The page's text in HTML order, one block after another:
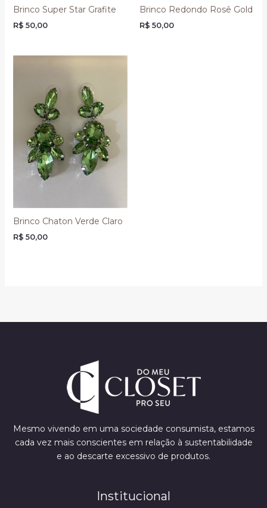
Brinco Super Star Grafite
R$ 50,00
Brinco Redondo Rosê Gold
R$ 50,00
Brinco Chaton Verde Claro
R$ 50,00
Mesmo vivendo em uma sociedade consumista, estamos
cada vez mais conscientes em relação à sustentabilidade
e ao descarte excessivo de produtos.
Institucional